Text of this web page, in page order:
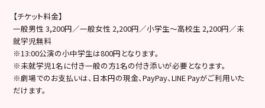
【チケット料金】
一般男性 3,200円／一般女性 2,200円／小学生～高校生 2,200円／未
就学児無料
※13:00公演の小中学生は800円となります。
※未就学児1名に付き一般の方1名の付き添いが必要となります。
※劇場でのお支払いは、日本円の現金、PayPay、LINE Payがご利用いた
だけます。